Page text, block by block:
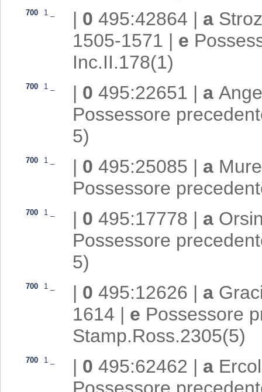
700 1 | 0 495:42864 | a
1505-1571 | e
Inc.II.178(1)
700 1 | 0 495:22651 | a
Possessore
5)
700 1 | 0 495:25085 | a
Possessore
700 1 | 0 495:17778 | a
Possessore
5)
700 1 | 0 495:12626 | a
1614 | e Possessore
Stamp.Ross.2305(5)
700 1 | 0 495:62462 | a